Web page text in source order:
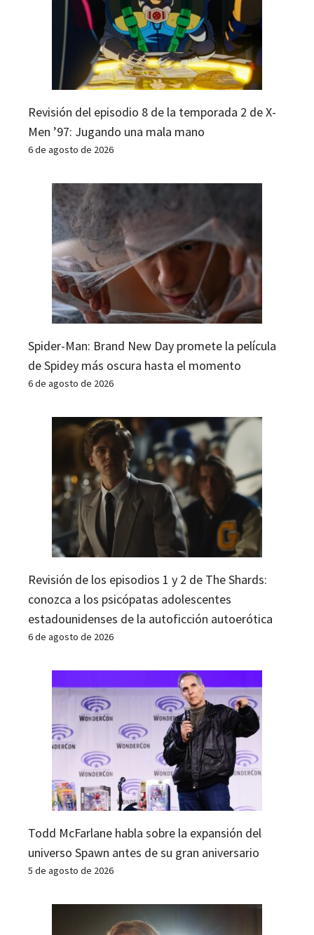
Revisión del episodio 8 de la temporada 2 de X-
Men ’97: Jugando una mala mano
6 de agosto de 2026
Spider-Man: Brand New Day promete la película
de Spidey más oscura hasta el momento
6 de agosto de 2026
Revisión de los episodios 1 y 2 de The Shards:
conozca a los psicópatas adolescentes
estadounidenses de la autoficción autoerótica
6 de agosto de 2026
Todd McFarlane habla sobre la expansión del
universo Spawn antes de su gran aniversario
5 de agosto de 2026